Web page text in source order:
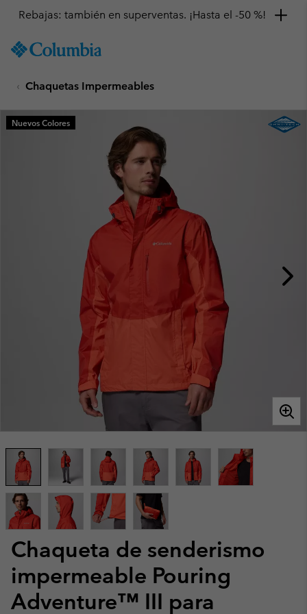
TO
SKIP
MAIN
NAV
Rebajas: también en superventas. ¡Hasta el -50 %!
Chaquetas Impermeables
Chaqueta de senderismo
impermeable Pouring
Adventure™ III para
Nuevos Colores